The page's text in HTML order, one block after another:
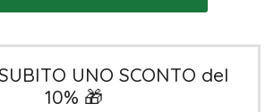
UNO SCONTO del
10% 🎁